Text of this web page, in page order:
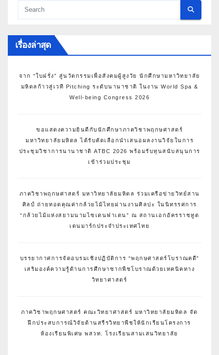
เรื่องล่าสุด
จาก “ใบฝรั่ง” สู่นวัตกรรมเพื่อสังคมผู้สูงวัย นักศึกษามหาวิทยาลัย
มหิดลก้าวสู่เวที Pitching ระดับนานาชาติ ในงาน World Spa &
Well-being Congress 2026
ขอแสดงความยินดีกับนักศึกษาภาควิชาพฤกษศาสตร์
มหาวิทยาลัยมหิดล ได้รับคัดเลือกนำเสนอผลงานวิจัยในการ
ประชุมวิชาการนานาชาติ ATBC 2026 พร้อมรับทุนสนับสนุนการ
เข้าร่วมประชุม
ภาควิชาพฤกษศาสตร์ มหาวิทยาลัยมหิดล ร่วมเครือข่ายวิทย์สาน
ศิลป์ ถ่ายทอดคุณค่ากล้วยไม้ไทยผ่านงานศิลปะ ในนิทรรศการ
“กล้วยไม้แห่งสยามนามไซเดนฟาเดน” ณ สถานเอกอัครราชทูต
เดนมาร์กประจำประเทศไทย
บรรยากาศการจัดอบรมเชิงปฏิบัติการ “พฤกษศาสตร์โบราณคดี”
เสริมองค์ความรู้ด้านการศึกษาซากพืชโบราณด้วยเทคนิคทาง
วิทยาศาสตร์
ภาควิชาพฤกษศาสตร์ คณะวิทยาศาสตร์ มหาวิทยาลัยมหิดล จัด
ฝึกประสบการณ์วิจัยด้านสรีรวิทยาพืชให้นักเรียนโครงการ
ห้องเรียนพิเศษ พสวท. โรงเรียนสามเสนวิทยาลัย